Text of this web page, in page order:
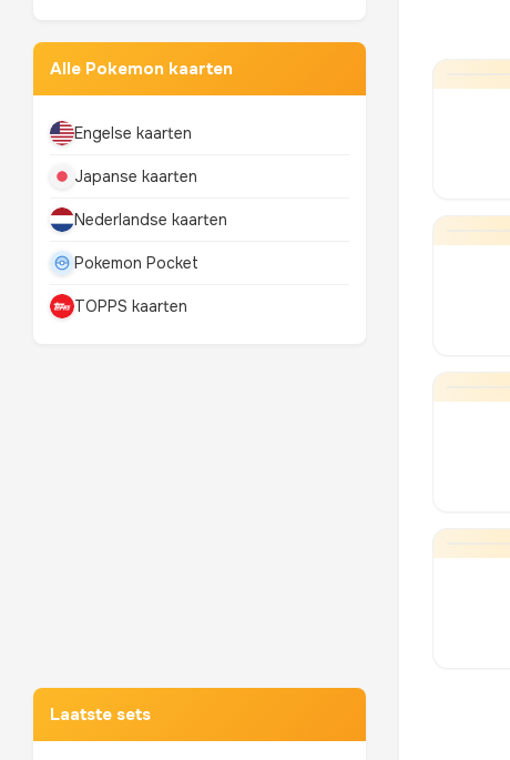
Alle Pokemon kaarten
Engelse kaarten
Japanse kaarten
Nederlandse kaarten
Pokemon Pocket
TOPPS kaarten
TOP 10 POKEMON
Laatste sets